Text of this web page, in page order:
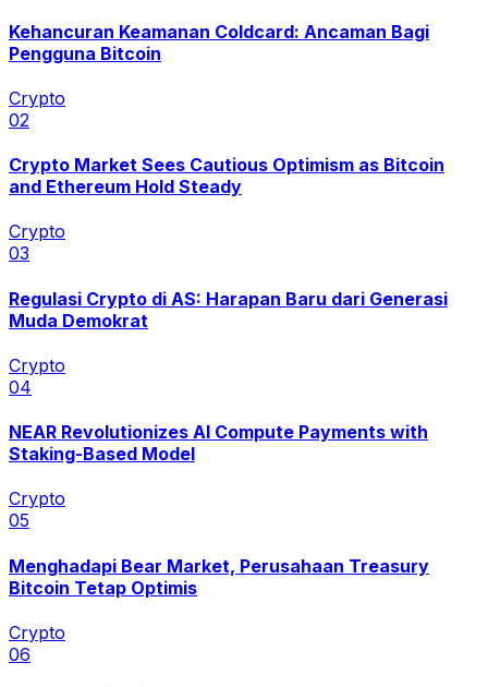
Kehancuran Keamanan Coldcard: Ancaman Bagi
Pengguna Bitcoin
Crypto
02
Crypto Market Sees Cautious Optimism as Bitcoin
and Ethereum Hold Steady
Crypto
03
Regulasi Crypto di AS: Harapan Baru dari Generasi
Muda Demokrat
Crypto
04
NEAR Revolutionizes AI Compute Payments with
Staking-Based Model
Crypto
05
Menghadapi Bear Market, Perusahaan Treasury
Bitcoin Tetap Optimis
Crypto
06